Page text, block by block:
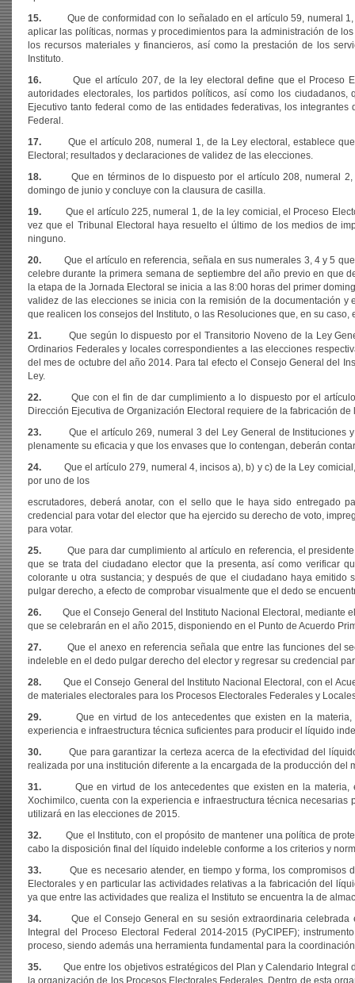
15. Que de conformidad con lo señalado en el artículo 59, numeral 1,
aplicar las políticas, normas y procedimientos para la administración de
los recursos materiales y financieros, así como la prestación de los
Instituto.
16. Que el artículo 207, de la ley electoral define que el Proceso
autoridades electorales, los partidos políticos, así como los
Ejecutivo tanto federal como de las entidades federativas, los
Federal.
17. Que el artículo 208, numeral 1, de la Ley electoral, establece que
Electoral; resultados y declaraciones de validez de las elecciones.
18. Que en términos de lo dispuesto por el artículo 208, numeral 2,
domingo de junio y concluye con la clausura de casilla.
19. Que el artículo 225, numeral 1, de la ley comicial, el Proceso
vez que el Tribunal Electoral haya resuelto el último de los medios de
ninguno.
20. Que el artículo en referencia, señala en sus numerales 3, 4 y 5 que
celebre durante la primera semana de septiembre del año previo en que
la etapa de la Jornada Electoral se inicia a las 8:00 horas del primer
validez de las elecciones se inicia con la remisión de la documentación
que realicen los consejos del Instituto, o las Resoluciones que, en su
21. Que según lo dispuesto por el Transitorio Noveno de la Ley
Ordinarios Federales y locales correspondientes a las elecciones
del mes de octubre del año 2014. Para tal efecto el Consejo General del
Ley.
22. Que con el fin de dar cumplimiento a lo dispuesto por el artículo
Dirección Ejecutiva de Organización Electoral requiere de la fabricación
23. Que el artículo 269, numeral 3 del Ley General de Instituciones y
plenamente su eficacia y que los envases que lo contengan, deberán
24. Que el artículo 279, numeral 4, incisos a), b) y c) de la Ley
por uno de los
escrutadores, deberá anotar, con el sello que le haya sido entregado
credencial para votar del elector que ha ejercido su derecho de voto,
para votar.
25. Que para dar cumplimiento al artículo en referencia, el presidente
que se trata del ciudadano elector que la presenta, así como verificar
colorante u otra sustancia; y después de que el ciudadano haya
pulgar derecho, a efecto de comprobar visualmente que el dedo se
26. Que el Consejo General del Instituto Nacional Electoral, mediante
que se celebrarán en el año 2015, disponiendo en el Punto de Acuerdo
27. Que el anexo en referencia señala que entre las funciones del
indeleble en el dedo pulgar derecho del elector y regresar su credencial
28. Que el Consejo General del Instituto Nacional Electoral, con el
de materiales electorales para los Procesos Electorales Federales y
29. Que en virtud de los antecedentes que existen en la materia, la
experiencia e infraestructura técnica suficientes para producir el líquido
30. Que para garantizar la certeza acerca de la efectividad del
realizada por una institución diferente a la encargada de la producción del
31. Que en virtud de los antecedentes que existen en la materia, el
Xochimilco, cuenta con la experiencia e infraestructura técnica
utilizará en las elecciones de 2015.
32. Que el Instituto, con el propósito de mantener una política de
cabo la disposición final del líquido indeleble conforme a los criterios y
33. Que es necesario atender, en tiempo y forma, los compromisos
Electorales y en particular las actividades relativas a la fabricación del
ya que entre las actividades que realiza el Instituto se encuentra la de
34. Que el Consejo General en su sesión extraordinaria celebrada el
Integral del Proceso Electoral Federal 2014-2015 (PyCIPEF);
proceso, siendo además una herramienta fundamental para la
35. Que entre los objetivos estratégicos del Plan y Calendario Integral
la organización de los Procesos Electorales Federales. Dentro de esta